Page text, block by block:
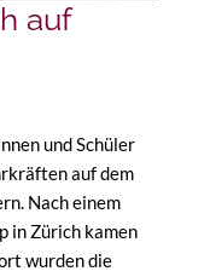
auf
und Schüler
auf dem
Nach einem
in Zürich kamen
wurden die